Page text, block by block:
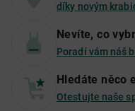
díky novým
Nevíte, co
Poradí vám náš
Hledáte něco
Otestujte naše